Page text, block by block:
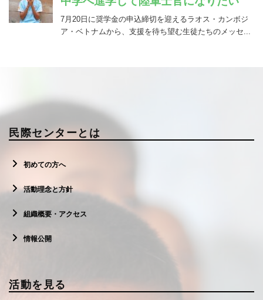
民際センターとは
初めての方へ
活動理念と方針
組織概要・アクセス
情報公開
活動を見る